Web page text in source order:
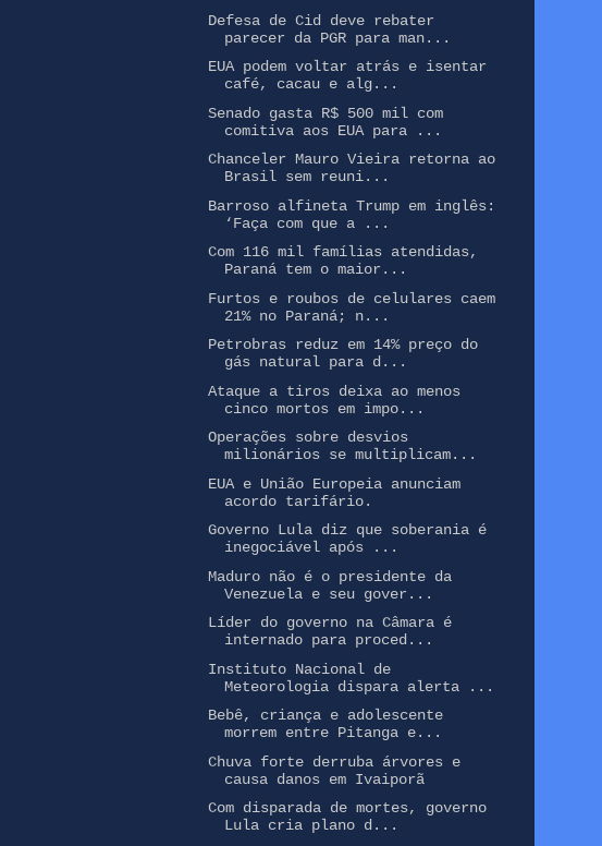
Defesa de Cid deve rebater
parecer da PGR para man...
EUA podem voltar atrás e isentar
café, cacau e alg...
Senado gasta R$ 500 mil com
comitiva aos EUA para ...
Chanceler Mauro Vieira retorna ao
Brasil sem reuni...
Barroso alfineta Trump em inglês:
‘Faça com que a ...
Com 116 mil famílias atendidas,
Paraná tem o maior...
Furtos e roubos de celulares caem
21% no Paraná; n...
Petrobras reduz em 14% preço do
gás natural para d...
Ataque a tiros deixa ao menos
cinco mortos em impo...
Operações sobre desvios
milionários se multiplicam...
EUA e União Europeia anunciam
acordo tarifário.
Governo Lula diz que soberania é
inegociável após ...
Maduro não é o presidente da
Venezuela e seu gover...
Líder do governo na Câmara é
internado para proced...
Instituto Nacional de
Meteorologia dispara alerta ...
Bebê, criança e adolescente
morrem entre Pitanga e...
Chuva forte derruba árvores e
causa danos em Ivaiporã
Com disparada de mortes, governo
Lula cria plano d...